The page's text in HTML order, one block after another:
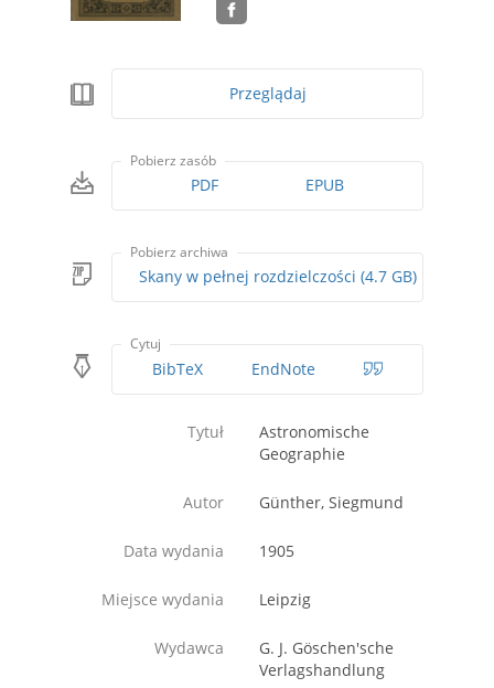
Przeglądaj
Pobierz zasób
PDF EPUB
Pobierz archiwa
Skany w pełnej rozdzielczości (4.7 GB)
Cytuj
BibTeX EndNote
Tytuł
Astronomische
Geographie
Autor Günther, Siegmund
Data wydania 1905
Miejsce wydania Leipzig
Wydawca
G. J. Göschen'sche
Verlagshandlung